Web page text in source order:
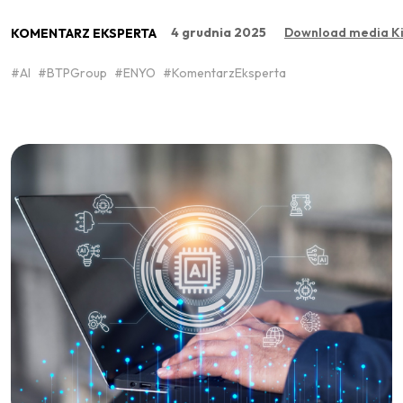
KOMENTARZ EKSPERTA 4 grudnia 2025 Download media
#AI #BTPGroup #ENYO #KomentarzEksperta